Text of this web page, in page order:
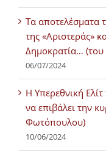
Τα αποτελέσματα
της «Αριστεράς»
Δημοκρατία…
06/07/2024
H Υπερεθνική
να επιβάλει την
Φωτόπουλου)
10/06/2024